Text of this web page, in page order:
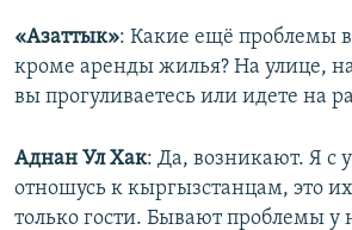
«Азаттык»: Какие ещё проблемы
кроме аренды жилья? На улице,
вы прогуливаетесь или идете на
Аднан Ул Хак: Да, возникают. Я с
отношусь к кыргызстанцам, это
только гости. Бывают проблемы у